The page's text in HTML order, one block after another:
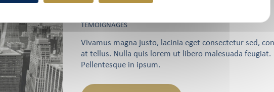
TEMOIGNAGES
Vivamus magna justo, lacinia eget consectetur sed,
at tellus. Nulla quis lorem ut libero malesuada feugiat.
Pellentesque in ipsum.